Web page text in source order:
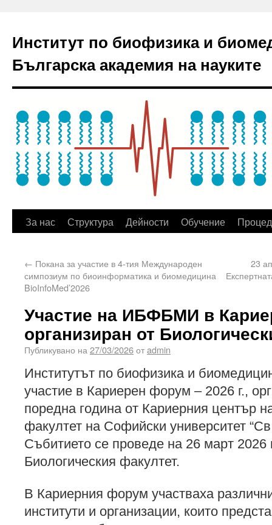
Институт по биофизика и
Българска академия на науките
За нас Структура Дейности Обучение
← Покана за участие в 4-тия Международен
симпозиум по биоинформатика и биомедицина
BioInfoMed’2026
23
Участие на ИБФБМИ в
организиран от
Публикувано на 27/03/2026отadmin
Институтът по биофизика и
участие в Кариерен форум – 2026 г.,
поредна година от Кариерния център
факултет на Софийски университет
Събитието се проведе на 26 март 2026
Биологическия факултет.
В Кариерния форум участваха
институти и организации, които